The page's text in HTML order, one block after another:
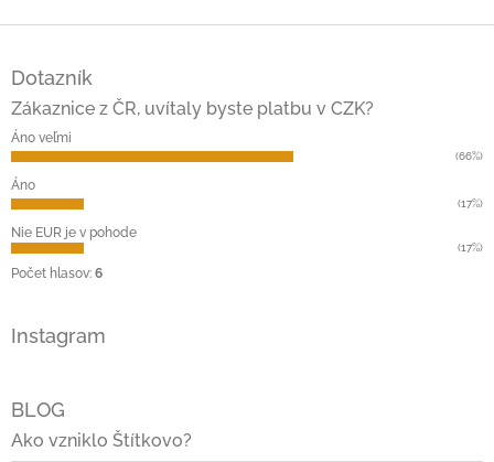
e
Dotazník
Zákaznice z ČR, uvítaly byste platbu v CZK?
Áno veľmi
(66%)
Áno
(17%)
Nie EUR je v pohode
(17%)
Počet hlasov: 6
Instagram
BLOG
Ako vzniklo Štítkovo?